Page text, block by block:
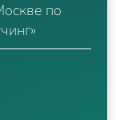
по